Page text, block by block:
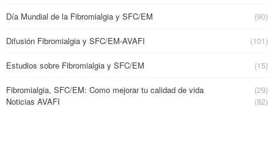
Día Mundial de la Fibromialgia y SFC/EM (90)
Difusión Fibromialgia y SFC/EM-AVAFI (101)
Estudios sobre Fibromialgia y SFC/EM (15)
Fibromialgia, SFC/EM: Como mejorar tu calidad de vida
(29)
Noticias AVAFI
(82)